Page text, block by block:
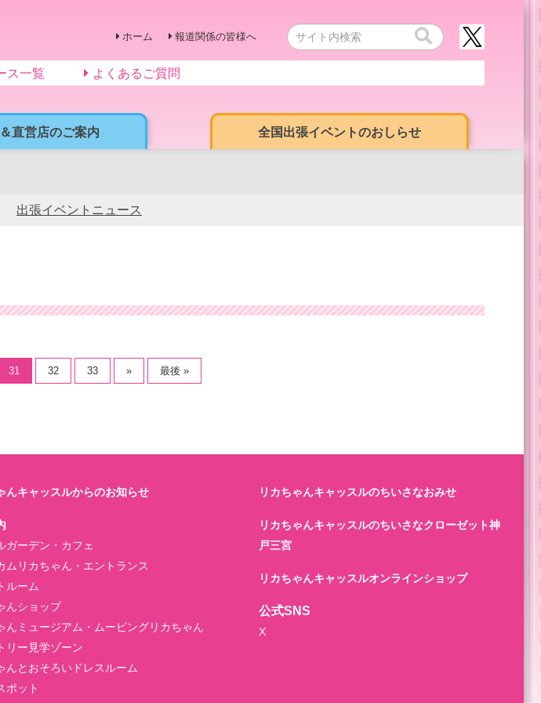
直営店のご案内 全国出張イベントのおしらせ
ホーム 報道関係の皆様へ
ス一覧 よくあるご質問
出張イベントニュース
31 32 33 » 最後 »
んキャッスルからのお知らせ
ガーデン・カフェ
ムリカちゃん・エントランス
ルーム
んショップ
んミュージアム・ムービングリカちゃん
リー見学ゾーン
んとおそろいドレスルーム
ポット
リカちゃんキャッスルのちいさなおみせ
リカちゃんキャッスルのちいさなクローゼット神
戸三宮
リカちゃんキャッスルオンラインショップ
公式SNS
X